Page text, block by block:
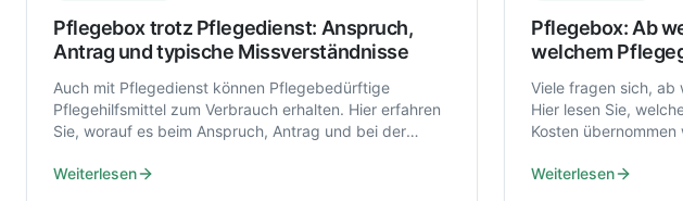
Pflegebox trotz Pflegedienst: Anspruch,
Antrag und typische Missverständnisse
Auch mit Pflegedienst können Pflegebedürftige
Pflegehilfsmittel zum Verbrauch erhalten. Hier erfahren
Sie, worauf es beim Anspruch, Antrag und bei der
Weiterlesen
Pflegebox: Ab
welchem
Viele fragen sich, ab
Hier lesen Sie,
Kosten
Weiterlesen